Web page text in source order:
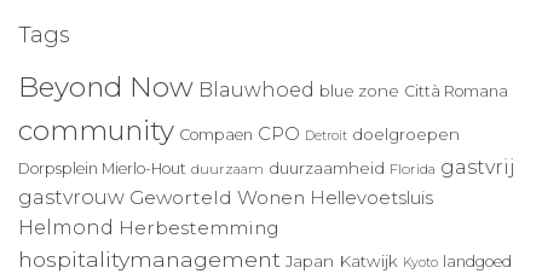
Tags
Beyond Now Blauwhoed blue zone Città Romana
community Compaen CPO Detroit doelgroepen
Dorpsplein Mierlo-Hout duurzaam duurzaamheid Florida gastvrij
gastvrouw Geworteld Wonen Hellevoetsluis
Helmond Herbestemming
hospitalitymanagement Japan Katwijk Kyoto landgoed